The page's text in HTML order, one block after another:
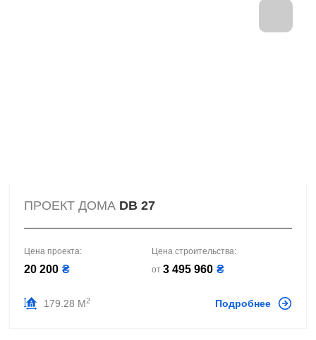
ПРОЕКТ ДОМА DB 27
Цена проекта:
20 200 ₴
Цена строительства:
от 3 495 960 ₴
179.28 М2 Подробнее